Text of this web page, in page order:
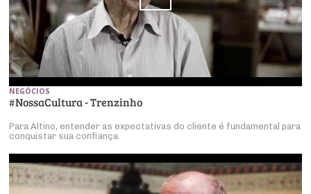
NEGÓCIOS
#NossaCultura - Trenzinho
Para Altino, entender as expectativas do cliente é fundamental para
conquistar sua confiança.